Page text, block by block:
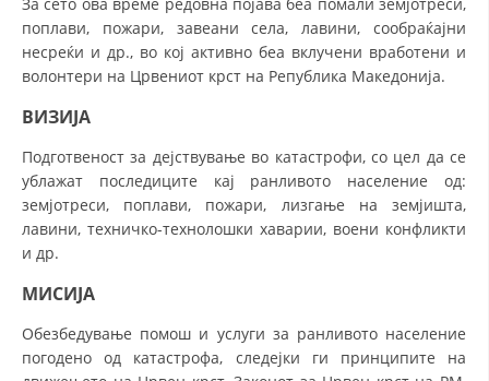
СТАТУТ НА ЦКРМ
РАКОВОДЕН ОДБОР
MЕЃУНАРОДНО ХУМАНИТАРНО ПРАВО
поплави, пожари, завеани села, лавини, сообраќајни
несреќи и др., во кој активно беа вклучени вработени и
волонтери на Црвениот крст на Република Македонија.
ВИЗИЈА
Подготвеност за дејствување во катастрофи, со цел да се
ублажат последиците кај ранливото население од:
земјотреси, поплави, пожари, лизгање на земјишта,
лавини, техничко-технолошки хаварии, воени конфликти
и др.
МИСИЈА
Обезбедување помош и услуги за ранливото население
погодено од катастрофа, следејки ги принципите на